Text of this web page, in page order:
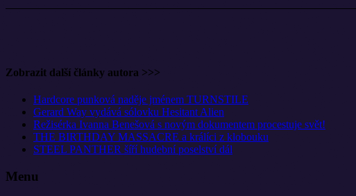
Zobrazit další články autora >>>
Hardcore punková naděje jménem TURNSTILE
Gerard Way vydává sólovku Hesitant Alien
Režisérka Ivanna Benešová s novým dokumentem procestuje svět!
THE BIRTHDAY MASSACRE a králíci z klobouku
STEEL PANTHER šíří hudební poselství dál
Menu